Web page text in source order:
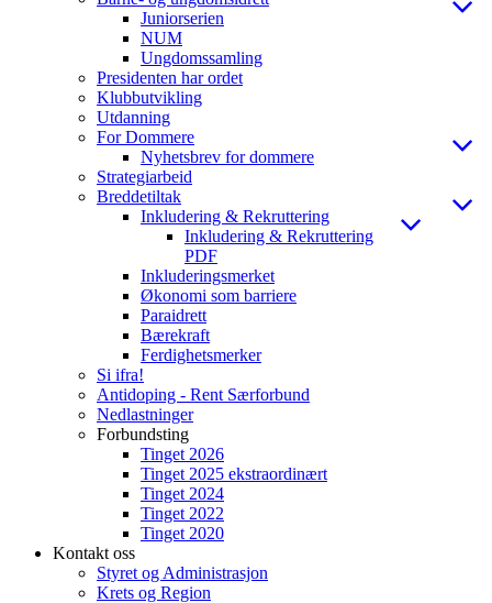
Juniorserien
NUM
Ungdomssamling
Presidenten har ordet
Klubbutvikling
Utdanning
For Dommere
Nyhetsbrev for dommere
Strategiarbeid
Breddetiltak
Inkludering & Rekruttering
Inkludering & Rekruttering
PDF
Inkluderingsmerket
Økonomi som barriere
Paraidrett
Bærekraft
Ferdighetsmerker
Si ifra!
Antidoping - Rent Særforbund
Nedlastninger
Forbundsting
Tinget 2026
Tinget 2025 ekstraordinært
Tinget 2024
Tinget 2022
Tinget 2020
Kontakt oss
Styret og Administrasjon
Krets og Region